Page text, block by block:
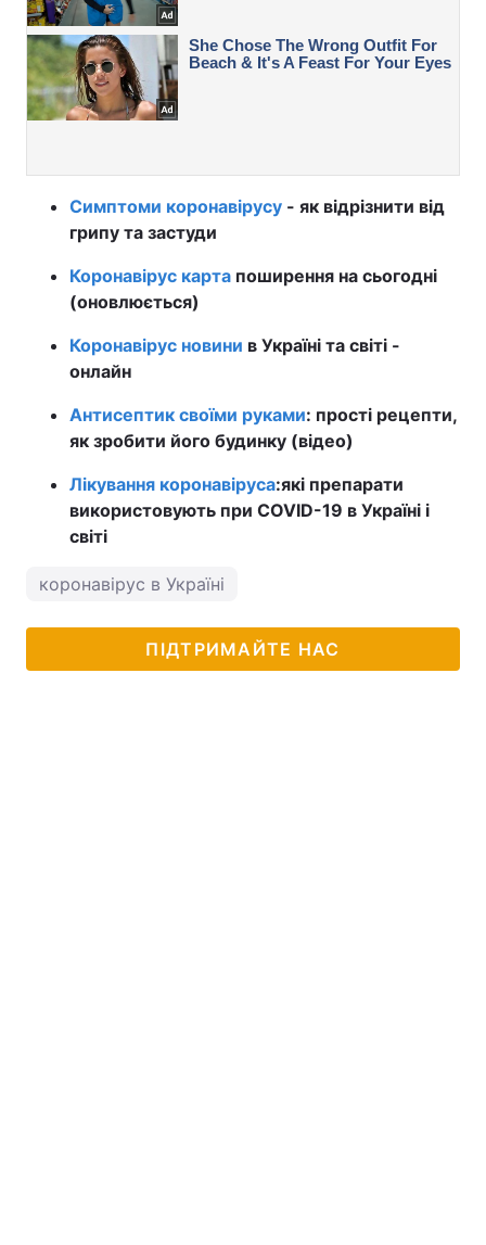
Симптоми коронавірусу - як відрізнити від
грипу та застуди
Коронавірус карта поширення на сьогодні
(оновлюється)
Коронавірус новини в Україні та світі -
онлайн
Антисептик своїми руками: прості рецепти,
як зробити його будинку (відео)
Лікування коронавіруса:які препарати
використовують при COVID-19 в Україні і
світі
коронавірус в Україні
ПІДТРИМАЙТЕ НАС